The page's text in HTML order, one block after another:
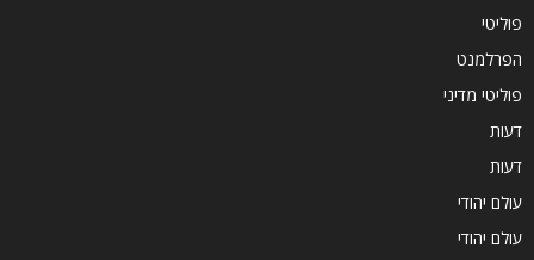
פוליטי
הפרלמנט
פוליטי מדיני
דעות
דעות
עולם יהודי
עולם יהודי